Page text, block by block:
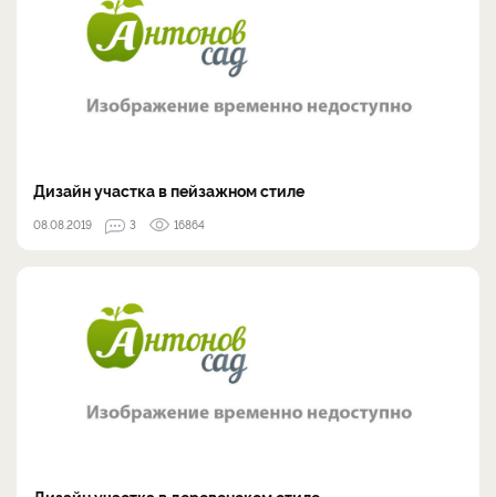
Дизайн участка в пейзажном стиле
08.08.2019 3 16864